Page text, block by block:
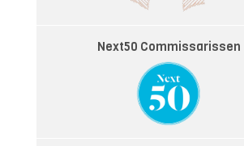
Next50 Commissarissen